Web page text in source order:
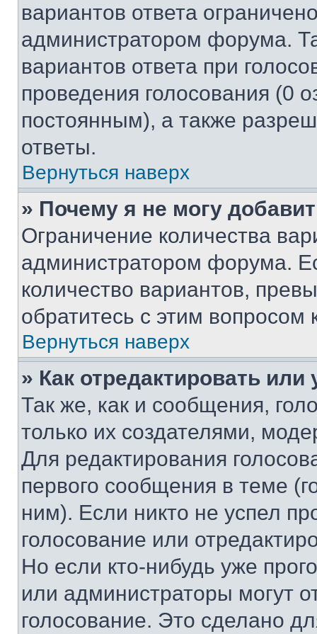
вариантов ответа
администратором форума.
вариантов ответа при
проведения голосования (0
постоянным), а также
ответы.
Вернуться наверх
» Почему я не могу
Ограничение количества
администратором форума.
количество вариантов,
обратитесь с этим вопросом
Вернуться наверх
» Как отредактировать
Так же, как и сообщения,
только их создателями,
Для редактирования
первого сообщения в теме
ним). Если никто не успел
голосование или
Но если кто-нибудь уже
или администраторы могут
голосование. Это сделано